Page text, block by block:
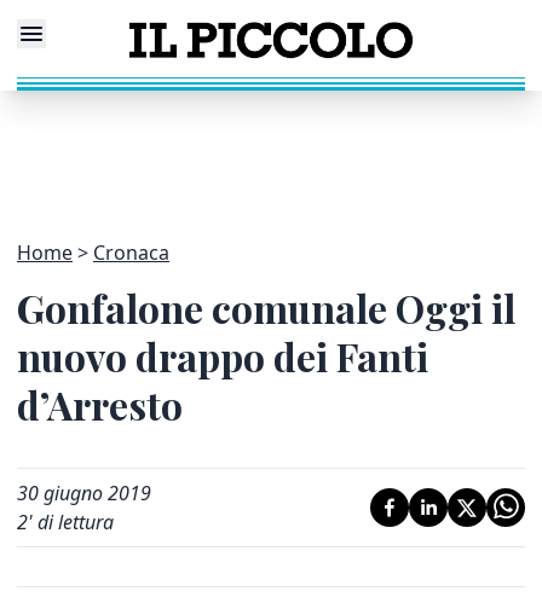
Home Cronaca
Gonfalone comunale Oggi il
nuovo drappo dei Fanti
d’Arresto
30 giugno 2019
2' di lettura